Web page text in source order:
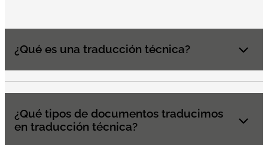
¿Qué es una traducción técnica?
¿Qué tipos de documentos traducimos
en traducción técnica?